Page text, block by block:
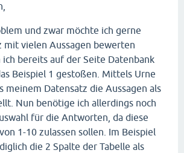
und zwar möchte ich gerne
mit vielen Aussagen bewerten
ich bereits auf der Seite Datenbank
Beispiel 1 gestoßen. Mittels Urne
meinem Datensatz die Aussagen als
Nun benötige ich allerdings noch
für die Antworten, da diese
1-10 zulassen sollen. Im Beispiel
die 2 Spalte der Tabelle als